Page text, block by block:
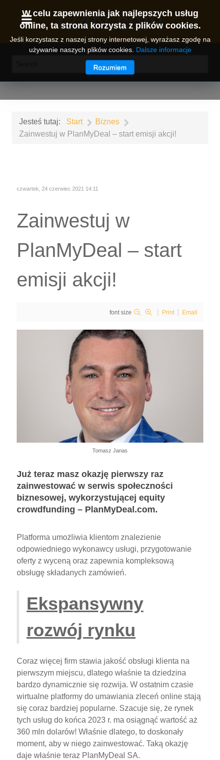
I24N.com
Jesteś tutaj: Start
Biznes
Zainwestuj w PlanMyDeal – start emisji akcji!
czwartek, 24 czerwiec 2021 14:11
Zainwestuj w
PlanMyDeal – start
emisji akcji!
font size Print Email
Tomasz Janas
Już teraz masz okazję pierwszy raz
zainwestować w serwis społeczności
biznesowej, wykorzystującej equity
crowdfunding – PlanMyDeal.com.
Platforma umożliwia klientom znalezienie
odpowiedniego wykonawcy usługi, przygotowanie
oferty z wyceną oraz zapewnia kompleksową
obsługę składanych zamówień.
Ekspansywny
rozwój rynku
Coraz więcej firm stawia jakość obsługi klienta na
pierwszym miejscu, dlatego właśnie ta dziedzina
bardzo dynamicznie się rozwija. W ostatnim czasie
wirtualne platformy do umawiania zleceń online stają
się coraz bardziej popularne. Szacuje się, że rynek
tych usług do końca 2023 r. ma osiągnąć wartość aż
360 mln dolarów! Właśnie dlatego, to doskonały
moment, aby w niego zainwestować. Taką okazję
daje właśnie teraz PlanMyDeal SA.
W celu zapewnienia jak najlepszych usług
online, ta strona korzysta z plików cookies.
Jeśli korzystasz z naszej strony internetowej, wyrażasz zgodę na
używanie naszych plików cookies. Dalsze informacje
Rozumiem